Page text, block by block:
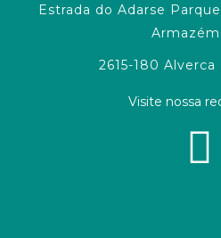
Estrada do Adarse
Armazém
2615-180
Visite nossa